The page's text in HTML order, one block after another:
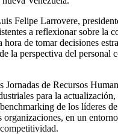
Felipe Larrovere,
a reflexionar sobre la
de tomar decisiones
la perspectiva del personal
Jornadas de Recursos
para la actualización,
de los líderes
organizaciones, en un